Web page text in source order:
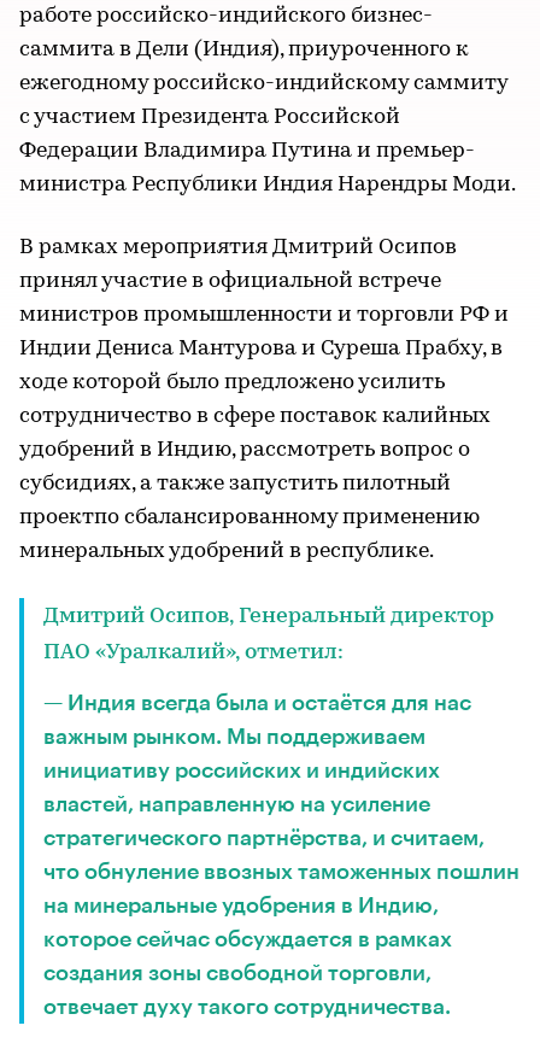
работе российско-индийского бизнес-
саммита в Дели (Индия), приуроченного к
ежегодному российско-индийскому саммиту
с участием Президента Российской
Федерации Владимира Путина и премьер-
министра Республики Индия Нарендры Моди.
В рамках мероприятия Дмитрий Осипов
принял участие в официальной встрече
министров промышленности и торговли РФ и
Индии Дениса Мантурова и Суреша Прабху, в
ходе которой было предложено усилить
сотрудничество в сфере поставок калийных
удобрений в Индию, рассмотреть вопрос о
субсидиях, а также запустить пилотный
проектпо сбалансированному применению
минеральных удобрений в республике.
Дмитрий Осипов, Генеральный директор
ПАО «Уралкалий», отметил:
— Индия всегда была и остаётся для нас
важным рынком. Мы поддерживаем
инициативу российских и индийских
властей, направленную на усиление
стратегического партнёрства, и считаем,
что обнуление ввозных таможенных пошлин
на минеральные удобрения в Индию,
которое сейчас обсуждается в рамках
создания зоны свободной торговли,
отвечает духу такого сотрудничества.